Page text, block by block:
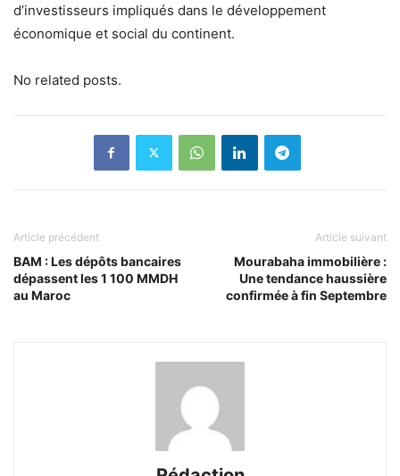
d’investisseurs impliqués dans le développement
économique et social du continent.
No related posts.
Article précédent
BAM : Les dépôts bancaires
dépassent les 1 100 MMDH
au Maroc
Article suivant
Mourabaha immobilière :
Une tendance haussière
confirmée à fin Septembre